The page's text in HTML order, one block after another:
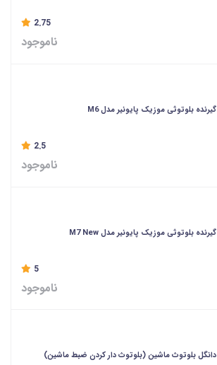
2.75
ناموجود
گیرنده بلوتوثی موزیک پایونیر مدل M6
2.5
ناموجود
گیرنده بلوتوثی موزیک پایونیر مدل M7 New
5
ناموجود
دانگل بلوتوث ماشین (بلوتوث دار کردن ضبط ماشین)